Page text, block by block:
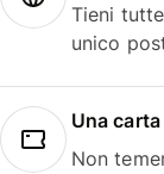
Tieni
unico
Una
Non